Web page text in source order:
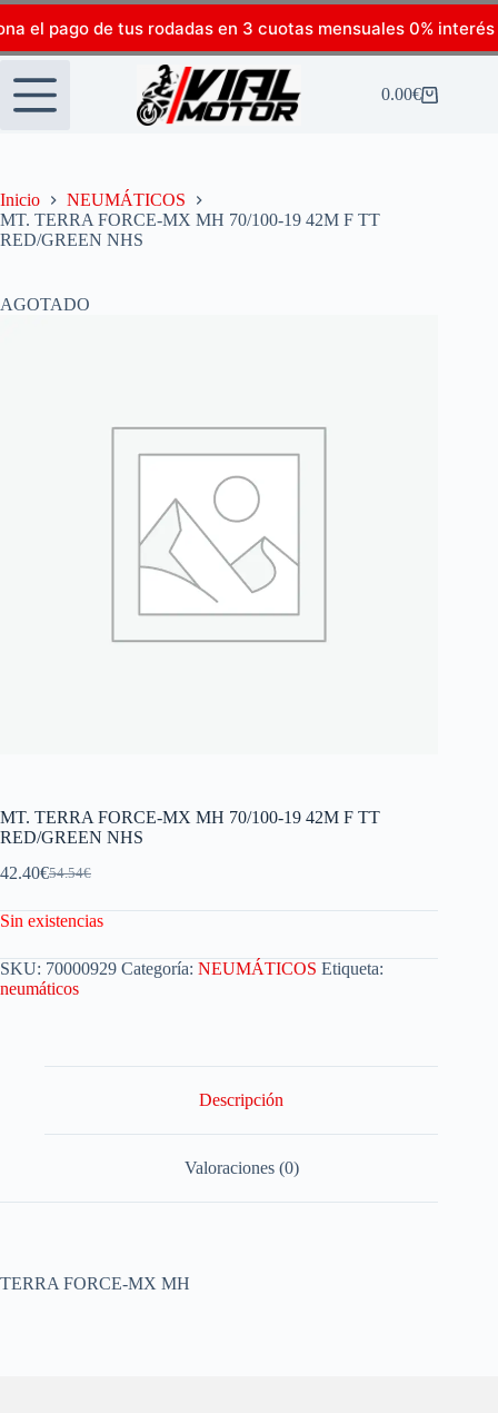
el pago de tus rodadas en 3 cuotas mensuales 0% interés
0.00€
Inicio
NEUMÁTICOS
MT. TERRA FORCE-MX MH 70/100-19 42M F TT
RED/GREEN NHS
AGOTADO
MT. TERRA FORCE-MX MH 70/100-19 42M F TT
RED/GREEN NHS
54.54€
42.40€
Sin existencias
SKU: 70000929 Categoría: NEUMÁTICOS Etiqueta:
neumáticos
Descripción
Valoraciones (0)
TERRA FORCE-MX MH